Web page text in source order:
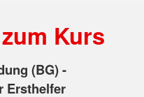
Kurs
(BG) -
Ersthelfer